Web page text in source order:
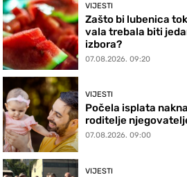
VIJESTI
Zašto bi lubenica
vala trebala biti
izbora?
07.08.2026. 09:20
VIJESTI
Počela isplata
roditelje
07.08.2026. 09:00
VIJESTI